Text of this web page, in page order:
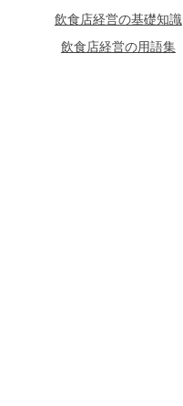
飲食店経営の基礎知識
飲食店経営の用語集